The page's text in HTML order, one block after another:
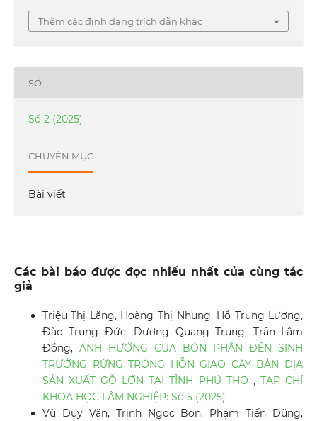
Thêm các định dạng trích dẫn khác
SỐ
Số 2 (2025)
CHUYÊN MỤC
Bài viết
Các bài báo được đọc nhiều nhất của cùng tác
giả
Triệu Thị Lắng, Hoàng Thị Nhung, Hồ Trung Lương,
Đào Trung Đức, Dương Quang Trung, Trần Lâm
Đồng, ẢNH HƯỞNG CỦA BÓN PHÂN ĐẾN SINH
TRƯỞNG RỪNG TRỒNG HỖN GIAO CÂY BẢN ĐỊA
SẢN XUẤT GỖ LỚN TẠI TỈNH PHÚ THỌ , TẠP CHÍ
KHOA HỌC LÂM NGHIỆP: Số 5 (2025)
Vũ Duy Văn, Trịnh Ngọc Bon, Phạm Tiến Dũng,